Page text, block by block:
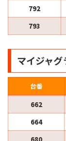
792
793
マイジャ
台番
662
664